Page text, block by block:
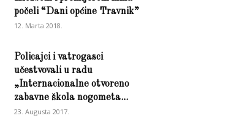
počeli “Dani općine Travnik”
12. Marta 2018.
Policajci i vatrogasci
učestvovali u radu
„Internacionalne otvoreno
zabavne škola nogometa...
23. Augusta 2017.